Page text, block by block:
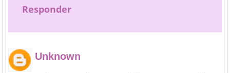
Responder
Unknown